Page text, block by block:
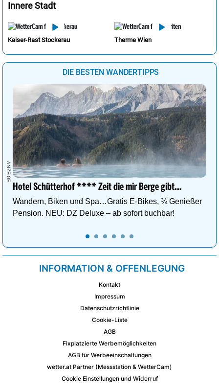
Innere Stadt
Kaiser-Rast Stockerau Therme Wien
DIE BESTEN WANDERTIPPS
Hotel Schütterhof **** Zeit die mir Berge gibt…
Wandern, Biken und Spa…Gratis E-Bikes, ¾ Genießer
Pension. NEU: DZ Deluxe – ab sofort buchbar!
INFORMATION & OFFENLEGUNG
Kontakt
Impressum
Datenschutzrichtlinie
Cookie-Liste
AGB
Fixplatzierte Werbemöglichkeiten
AGB für Werbeeinschaltungen
wetter.at Partner (Messstation & WetterCam)
Cookie Einstellungen und Widerruf